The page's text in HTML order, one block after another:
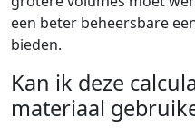
een beter beheersbare
bieden.
Kan ik deze
materiaal